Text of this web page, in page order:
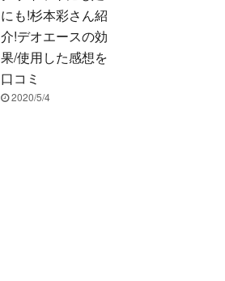
にも!杉本彩さん紹
介!デオエースの効
果/使用した感想を
口コミ
2020/5/4